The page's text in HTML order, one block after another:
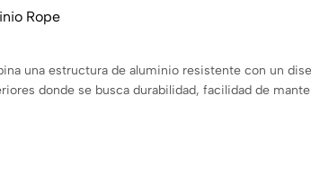
Rope
una estructura de aluminio resistente con un
donde se busca durabilidad, facilidad de